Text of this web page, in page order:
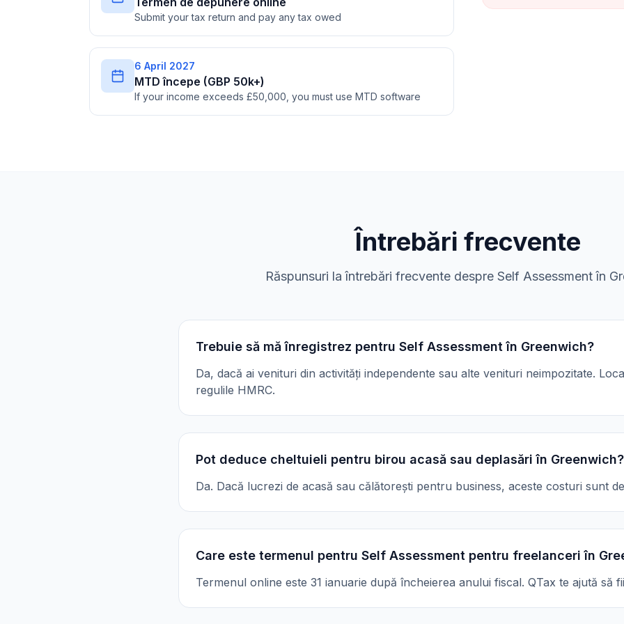
Submit your tax return and pay any tax owed
6 April 2027
MTD începe (GBP 50k+)
If your income exceeds £50,000, you must use MTD software
Întrebări frecvente
Răspunsuri la întrebări frecvente despre Self Assessment în
Trebuie să mă înregistrez pentru Self Assessment în Greenwich?
Da, dacă ai venituri din activități independente sau alte venituri neimpozitate.
regulile HMRC.
Pot deduce cheltuieli pentru birou acasă sau deplasări în Greenwich?
Da. Dacă lucrezi de acasă sau călătorești pentru business, aceste costuri sunt
Care este termenul pentru Self Assessment pentru freelanceri în
Termenul online este 31 ianuarie după încheierea anului fiscal. QTax te ajută să